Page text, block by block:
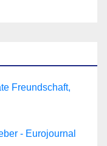
Freundschaft,
- Eurojournal